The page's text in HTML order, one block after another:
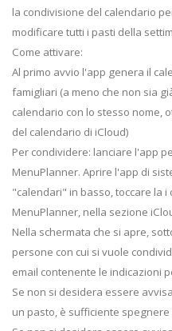
la condivisione del calendario
modificare tutti i pasti della
Come attivare:
Al primo avvio l'app genera il
famigliari (a meno che non sia
calendario con lo stesso nome,
del calendario di iCloud)
Per condividere: lanciare l'app
MenuPlanner. Aprire l'app di
"calendari" in basso, toccare la
MenuPlanner, nella sezione
Nella schermata che si apre,
persone con cui si vuole
email contenente le indicazioni
Se non si desidera essere
un pasto, è sufficiente